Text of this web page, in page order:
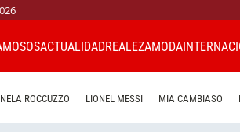
ACTUALIDADREALEZAMODA
ROCCUZZO LIONEL MESSI MIA CAMBIASO